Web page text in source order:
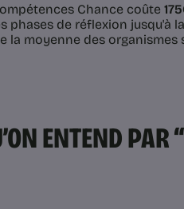
Chance coûte
phases de réflexion jusqu'à
la moyenne des organismes
ENTEND PAR